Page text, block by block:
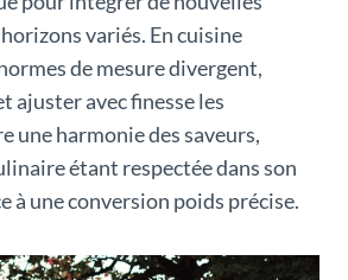
variés. En cuisine
de mesure divergent,
ajuster avec finesse les
une harmonie des saveurs,
étant respectée dans son
à une conversion poids précise.